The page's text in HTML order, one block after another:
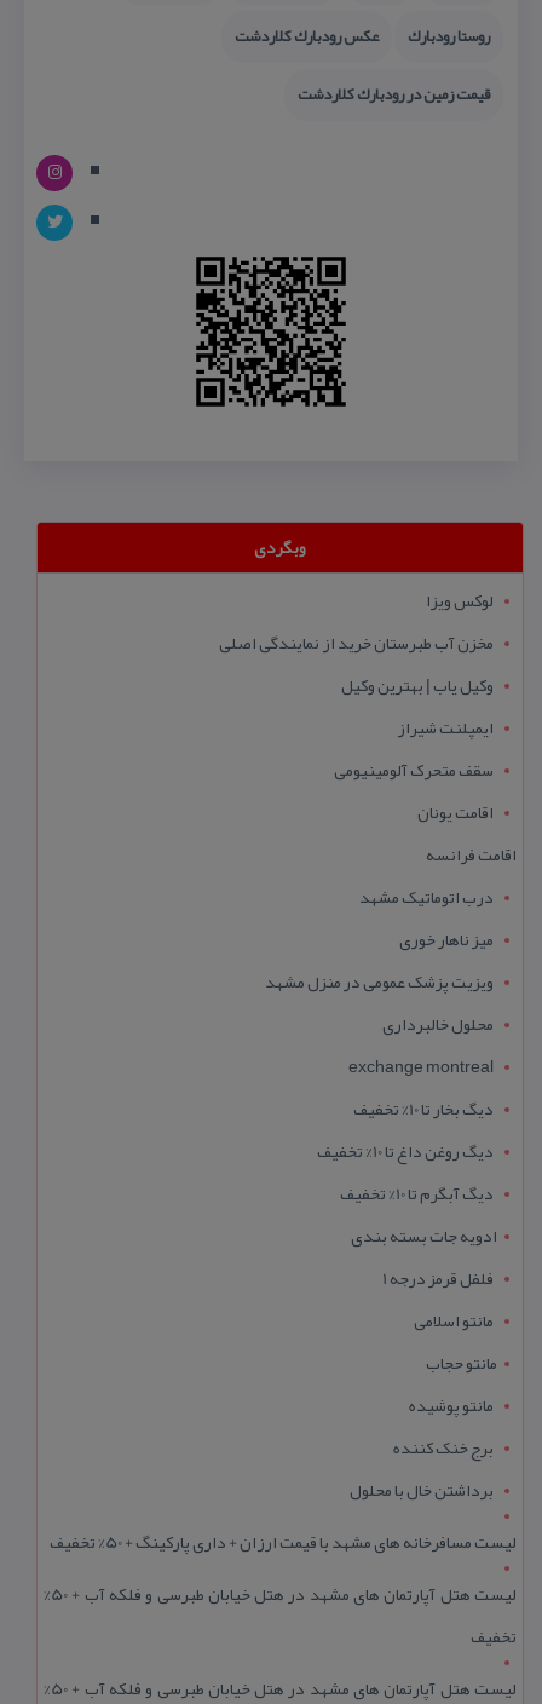
روستا رودبارك
عكس رودبارك كلاردشت
قیمت زمین در رودبارك كلاردشت
وبگردی
لوکس ویزا
مخزن آب طبرستان خرید از نمایندگی اصلی
وکیل یاب | بهترین وکیل
ایمپلنت شیراز
سقف متحرک آلومینیومی
اقامت یونان
اقامت فرانسه
درب اتوماتیک مشهد
میز ناهار خوری
ویزیت پزشک عمومی در منزل مشهد
محلول خالبرداری
exchange montreal
دیگ بخار تا 10% تخفیف
دیگ روغن داغ تا 10% تخفیف
دیگ آبگرم تا 10% تخفیف
ادویه جات بسته بندی
فلفل قرمز درجه 1
مانتو اسلامی
مانتو حجاب
مانتو پوشیده
برج خنک کننده
برداشتن خال با محلول
لیست مسافرخانه های مشهد با قیمت ارزان + داری پارکینگ + 50% تخفیف
لیست هتل آپارتمان های مشهد در هتل خیابان طبرسی و فلکه آب + 50%
تخفیف
لیست هتل آپارتمان های مشهد در هتل خیابان طبرسی و فلکه آب + 50%